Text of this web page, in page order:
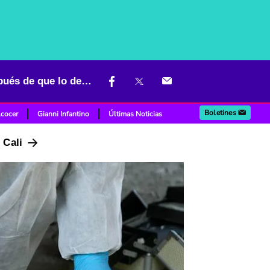
Escabroso crimen en Bogotá: hombre asesinó a su exjefe días después de que lo despidió
Gianni Infantino Últimas Noticias Boletines
Cali